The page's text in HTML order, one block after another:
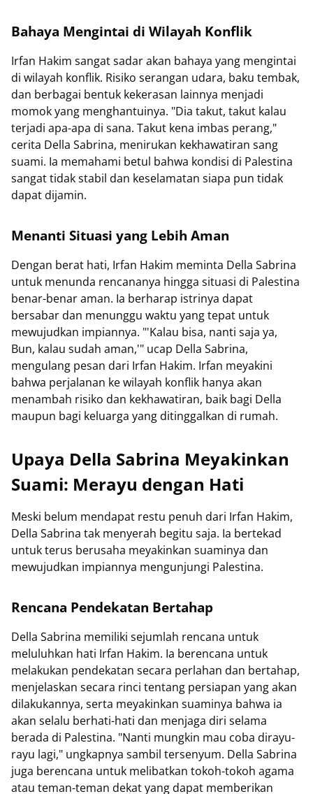
Bahaya Mengintai di Wilayah Konflik
Irfan Hakim sangat sadar akan bahaya yang mengintai
di wilayah konflik. Risiko serangan udara, baku tembak,
dan berbagai bentuk kekerasan lainnya menjadi
momok yang menghantuinya. "Dia takut, takut kalau
terjadi apa-apa di sana. Takut kena imbas perang,"
cerita Della Sabrina, menirukan kekhawatiran sang
suami. Ia memahami betul bahwa kondisi di Palestina
sangat tidak stabil dan keselamatan siapa pun tidak
dapat dijamin.
Menanti Situasi yang Lebih Aman
Dengan berat hati, Irfan Hakim meminta Della Sabrina
untuk menunda rencananya hingga situasi di Palestina
benar-benar aman. Ia berharap istrinya dapat
bersabar dan menunggu waktu yang tepat untuk
mewujudkan impiannya. "'Kalau bisa, nanti saja ya,
Bun, kalau sudah aman,'" ucap Della Sabrina,
mengulang pesan dari Irfan Hakim. Irfan meyakini
bahwa perjalanan ke wilayah konflik hanya akan
menambah risiko dan kekhawatiran, baik bagi Della
maupun bagi keluarga yang ditinggalkan di rumah.
Upaya Della Sabrina Meyakinkan
Suami: Merayu dengan Hati
Meski belum mendapat restu penuh dari Irfan Hakim,
Della Sabrina tak menyerah begitu saja. Ia bertekad
untuk terus berusaha meyakinkan suaminya dan
mewujudkan impiannya mengunjungi Palestina.
Rencana Pendekatan Bertahap
Della Sabrina memiliki sejumlah rencana untuk
meluluhkan hati Irfan Hakim. Ia berencana untuk
melakukan pendekatan secara perlahan dan bertahap,
menjelaskan secara rinci tentang persiapan yang akan
dilakukannya, serta meyakinkan suaminya bahwa ia
akan selalu berhati-hati dan menjaga diri selama
berada di Palestina. "Nanti mungkin mau coba dirayu-
rayu lagi," ungkapnya sambil tersenyum. Della Sabrina
juga berencana untuk melibatkan tokoh-tokoh agama
atau teman-teman dekat yang dapat memberikan